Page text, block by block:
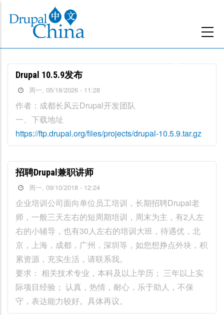
主
要
Drupal 10.5.9发布
周一, 05/18/2026 - 11:28
作者：成都长风云Drupal开发团队
一、下载地址
https://ftp.drupal.org/files/projects/drupal-10.5.9.tar.gz
招聘Drupal兼职讲师
周一, 09/10/2018 - 12:24
企业培训公司面向单位员工培训，长期招聘Drupal老
师，一般三天左右的短周期培训，周末为主，有2人左
右的小辅导，也有30人左右的培训大班，待遇优，北
京，上海，成都，广州，深圳等，如您想挣点外块，积
累资源，充实生活，请联系我。
要求： 相关技术专业，本科及以上学历； 三年以上实
际项目经验； 认真，热情，耐心，乐于助人，不保
守，表达能力较好。具体再议。